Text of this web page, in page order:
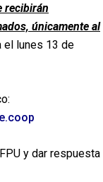
recibirán
únicamente al
el lunes 13 de
y dar respuesta